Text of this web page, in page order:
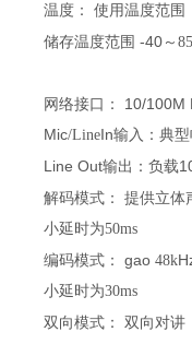
温度： 使用温度范
储存温度范围 -40～ 85
网络接口：
10/100M
Mic/LineIn输入： 典
Line Out输出： 负载
解码模式 ：
提供立体
小延时为50ms
编码模式 ： gao 48k
小延时为30ms
双向模式 ： 双向对讲